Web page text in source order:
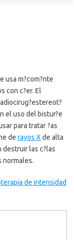
usa m?com?nte
con c?er. El
el uso del bistur?e
para tratar ?as
de rayos X de alta
destruir las c?las
normales.
de intensidad